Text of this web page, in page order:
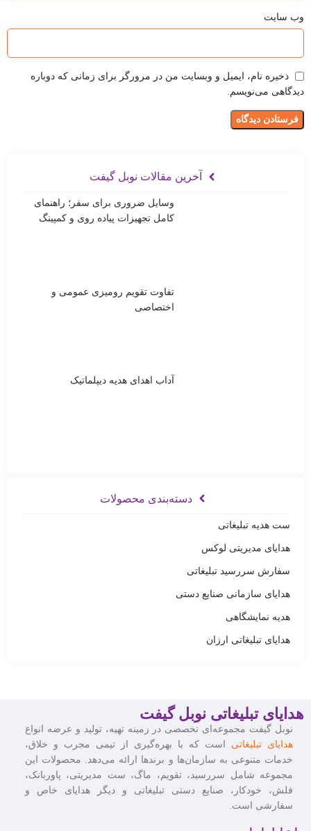
وب‌ سایت
ذخیره نام، ایمیل و وبسایت من در مرورگر برای زمانی که دوباره
دیدگاهی می‌نویسم.
آخرین مقالات نوبل گیفت
وسایل ضروری برای سفر؛ راهنمای
کامل تجهیزات پیاده روی و کمپینگ
تفاوت تقویم رومیزی عمومی و
اختصاصی
آداب اهدای هدیه دیپلماتیک
دسته‌بندی محصولات
ست هدیه تبلیغاتی
هدایای مدیریتی لوکس
سفارش سررسید تبلیغاتی
هدایای سازمانی صنایع دستی
هدیه نمایشگاهی
هدایای تبلیغاتی ارزان
هدایای تبلیغاتی نوبل گیفت
نوبل گیفت مجموعه‌ای تخصصی در زمینه تهیه، تولید و عرضه انواع
هدایای تبلیغاتی است که با بهره‌گیری از تیمی مجرب و خلاق،
خدمات متنوعی به سازمان‌ها و برندها ارائه می‌دهد. محصولات این
مجموعه شامل سررسید، تقویم، ماگ، ست مدیریتی، پاوربانک،
فلش، خودکار، صنایع دستی تبلیغاتی و دیگر هدایای خاص و
سفارشی است.